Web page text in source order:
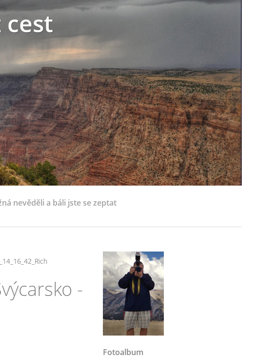
cest
nevěděli a báli jste se zeptat
-
Fotoalbum